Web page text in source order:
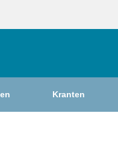
Kranten